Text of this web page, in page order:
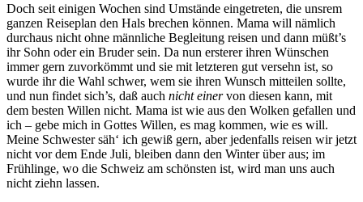
Doch seit einigen Wochen sind Umstände eingetreten, die unsrem
ganzen Reiseplan den Hals brechen können. Mama will nämlich
durchaus nicht ohne männliche Begleitung reisen und dann müßt’s
ihr Sohn oder ein Bruder sein. Da nun ersterer ihren Wünschen
immer gern zuvorkömmt und sie mit letzteren gut versehn ist, so
wurde ihr die Wahl schwer, wem sie ihren Wunsch mitteilen sollte,
und nun findet sich’s, daß auch nicht einervon diesen kann, mit
dem besten Willen nicht. Mama ist wie aus den Wolken gefallen und
ich – gebe mich in Gottes Willen, es mag kommen, wie es will.
Meine Schwester säh‘ ich gewiß gern, aber jedenfalls reisen wir jetzt
nicht vor dem Ende Juli, bleiben dann den Winter über aus; im
Frühlinge, wo die Schweiz am schönsten ist, wird man uns auch
nicht ziehn lassen.